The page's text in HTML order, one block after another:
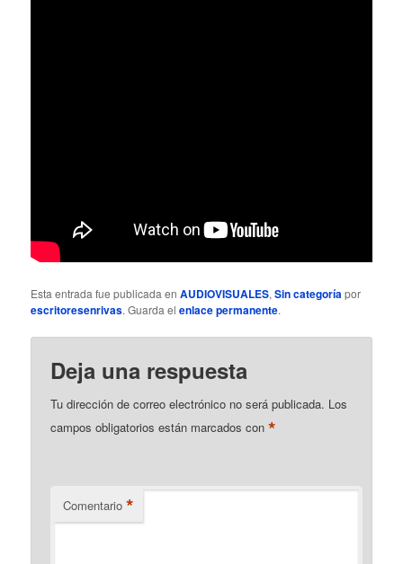
Esta entrada fue publicada enAUDIOVISUALES,Sin categoríapor
escritoresenrivas. Guarda elenlace permanente.
Deja una respuesta
Tu dirección de correo electrónico no será publicada. Los
campos obligatorios están marcados con*
Comentario *